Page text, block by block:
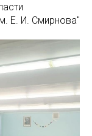
Е. И. Смирнова"